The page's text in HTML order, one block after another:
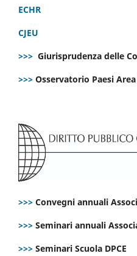
ECHR
CJEU
>>> Giurisprudenza delle
>>> Osservatorio Paesi
>>> Convegni annuali
>>> Seminari annuali
>>> Seminari Scuola DPCE